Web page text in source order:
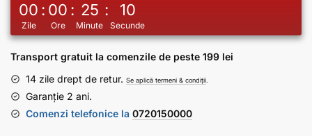
00
Zile
: 00
Ore
: 25
Minute
: 10
Secunde
Transport gratuit la comenzile de peste 199 lei
14 zile drept de retur. Se aplică termeni & condiții
Garanție 2 ani.
Comenzi telefonice la 0720150000